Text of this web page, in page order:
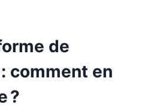
de
comment en
?